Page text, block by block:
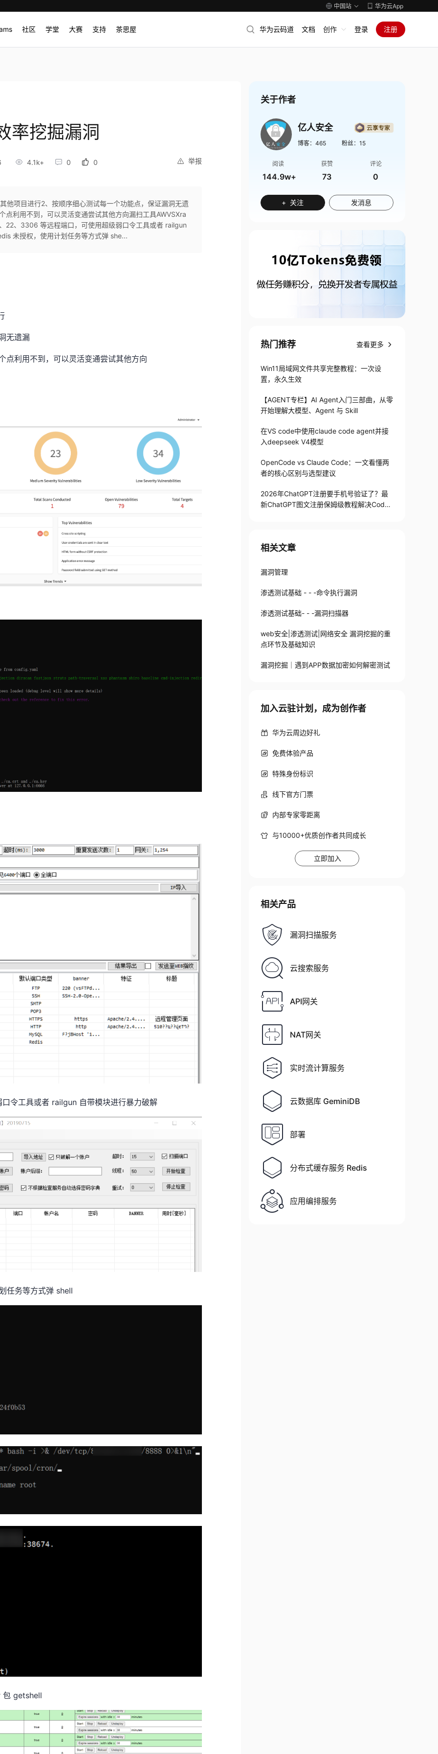
中国站 华为云App
社区 学堂 大赛 支持 茶思屋 华为云码道 文档 创作 登录 注册
率挖掘漏洞
举报
4.1k+ 0 0
他项目进行2、按顺序细心测试每一个功能点，保证漏洞无遗
点利用不到，可以灵活变通尝试其他方向漏扫工具AWVSXra
22、3306 等远程端口，可使用超级弱口令工具或者 railgun
未授权，使用计划任务等方式弹 she...
无遗漏
点利用不到，可以灵活变通尝试其他方向
令工具或者 railgun 自带模块进行暴力破解
任务等方式弹 shell
包 getshell
关于作者
亿人安全
博客： 465 粉丝： 15
阅读
144.9w+
获赞
73
评论
0
+ 关注 发消息
热门推荐 查看更多
Win11局域网文件共享完整教程：一次设
置，永久生效
【AGENT专栏】AI Agent入门三部曲，从零
开始理解大模型、Agent 与 Skill
在VS code中使用claude code agent并接
入deepseek V4模型
OpenCode vs Claude Code：一文看懂两
者的核心区别与选型建议
2026年ChatGPT注册要手机号验证了？最
新ChatGPT图文注册保姆级教程解决Codex
相关文章
漏洞管理
渗透测试基础 - - -命令执行漏洞
渗透测试基础- - -漏洞扫描器
web安全|渗透测试|网络安全 漏洞挖掘的重
点环节及基础知识
漏洞挖掘｜遇到APP数据加密如何解密测试
加入云驻计划，成为创作者
华为云周边好礼
免费体验产品
特殊身份标识
线下官方门票
内部专家零距离
与10000+优质创作者共同成长
立即加入
相关产品
漏洞扫描服务
云搜索服务
API网关
NAT网关
实时流计算服务
云数据库 GeminiDB
部署
分布式缓存服务 Redis
应用编排服务